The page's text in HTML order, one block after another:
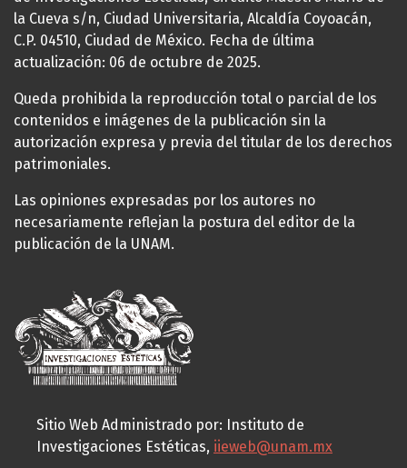
la Cueva s/n, Ciudad Universitaria, Alcaldía Coyoacán,
C.P. 04510, Ciudad de México. Fecha de última
actualización: 06 de octubre de 2025.
Queda prohibida la reproducción total o parcial de los
contenidos e imágenes de la publicación sin la
autorización expresa y previa del titular de los derechos
patrimoniales.
Las opiniones expresadas por los autores no
necesariamente reflejan la postura del editor de la
publicación de la UNAM.
Sitio Web Administrado por: Instituto de
Investigaciones Estéticas, iieweb@unam.mx